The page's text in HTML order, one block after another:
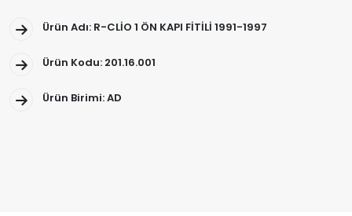
Ürün Adı: R-CLİO 1 ÖN KAPI FİTİLİ 1991-1997
Ürün Kodu: 201.16.001
Ürün Birimi: AD